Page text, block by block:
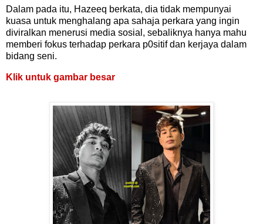
Dalam pada itu, Hazeeq berkata, dia tidak mempunyai
kuasa untuk menghalang apa sahaja perkara yang ingin
diviralkan menerusi media sosial, sebaliknya hanya mahu
memberi fokus terhadap perkara p0sitif dan kerjaya dalam
bidang seni.
Klik untuk gambar besar